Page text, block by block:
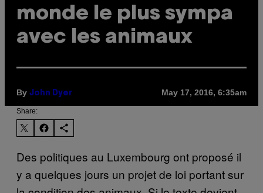
monde le plus sympa
avec les animaux
By John Dyer May 17, 2016, 6:35am
Share:
Des politiques au Luxembourg ont proposé il
y a quelques jours un projet de loi portant sur